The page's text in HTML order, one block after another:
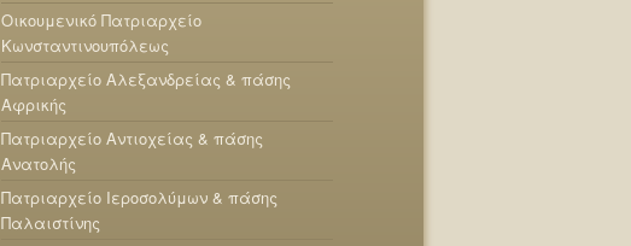
Οικουμενικό Πατριαρχείο
Κωνσταντινουπόλεως
Πατριαρχείο Αλεξανδρείας & πάσης
Αφρικής
Πατριαρχείο Αντιοχείας & πάσης
Ανατολής
Πατριαρχείο Ιεροσολύμων & πάσης
Παλαιστίνης